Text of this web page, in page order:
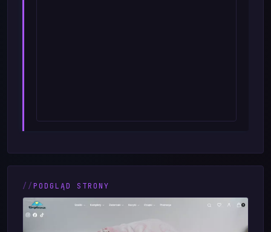
PODGLĄD STRONY